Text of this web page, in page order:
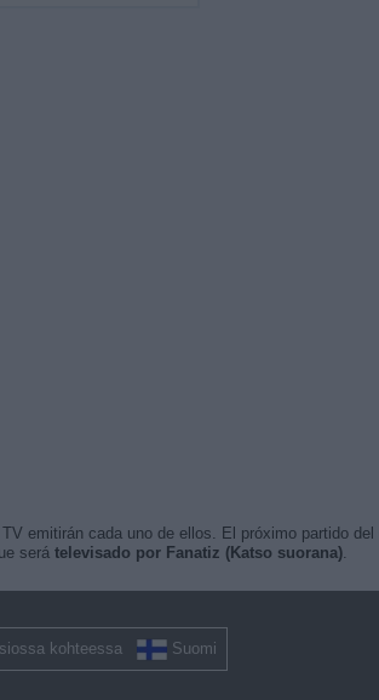
emitirán cada uno de ellos. El próximo partido del
será televisado por Fanatiz (Katso suorana).
kohteessa Suomi